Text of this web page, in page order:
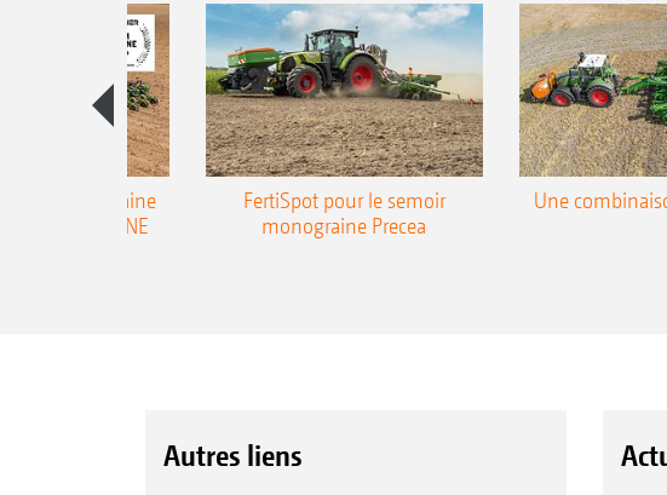
monograine
TCC AMAZONE
FertiSpot pour le semoir
monograine Precea
Une
Autres liens